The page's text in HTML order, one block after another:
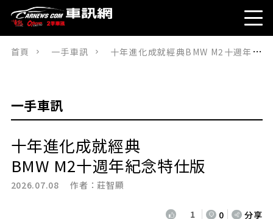
首頁 一手車訊 十年進化成就經典BMW M2十週年紀念特仕版
一手車訊
十年進化成就經典
BMW M2十週年紀念特仕版
2026.07.08 作者：莊智顯
1 0 分享